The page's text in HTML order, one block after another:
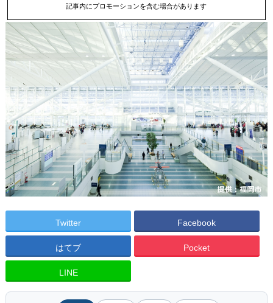
記事内にプロモーションを含む場合があります
Twitter Facebook
はてブ Pocket
LINE